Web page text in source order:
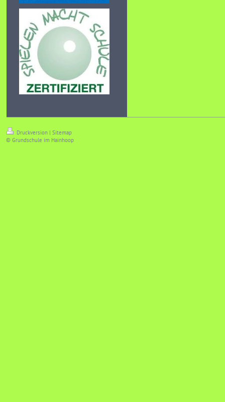
Druckversion | Sitemap
© Grundschule im Hainhoop